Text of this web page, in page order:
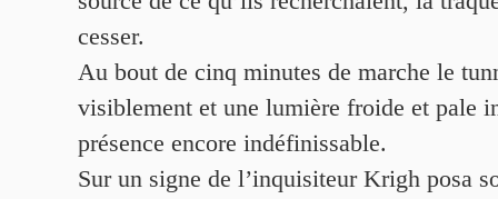
cesser.
Au bout de cinq minutes de marche le
visiblement et une lumière froide et pale
présence encore indéfinissable.
Sur un signe de l’inquisiteur Krigh posa